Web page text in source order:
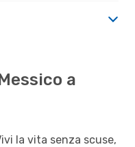
a
la vita senza scuse,